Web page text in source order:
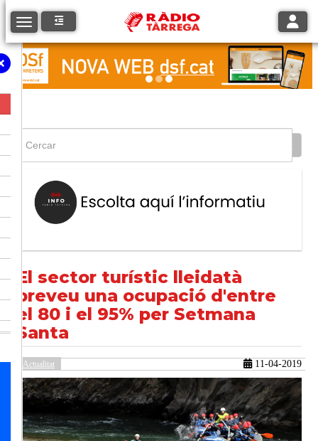
Toggle navigation
El sector turístic lleidatà
preveu una ocupació d'entre
el 80 i el 95% per Setmana
Santa
Actualitat 11-04-2019